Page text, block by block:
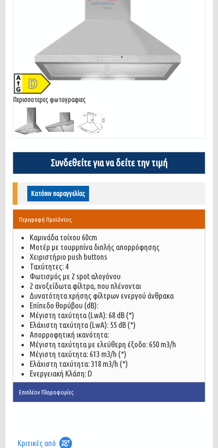
Περισσοτερες φωτογραφιες
Συνδεθείτε για να δείτε την τιμή
Κατόπιν παραγγελίας
Περιγραφή Προϊόντος
Καμινάδα τοίχου 60cm
Μοτέρ με τουρμπίνα διπλής απορρόφησης
Χειριστήριο push buttons
Ταχύτητες: 4
Φωτισμός με 2 spot αλογόνου
2 ανοξείδωτα φίλτρα, που πλένονται
Δυνατότητα χρήσης φίλτρων ενεργού άνθρακα
Επίπεδο θορύβου (dΒ):
Μέγιστη ταχύτητα (LwA): 68 dB (*)
Ελάχιστη ταχύτητα (LwA): 55 dB (*)
Απορροφητική ικανότητα:
Μέγιστη ταχύτητα με ελεύθερη έξοδο: 650 m3/h
Mέγιστη ταχύτητα: 613 m3/h (*)
Ελάχιστη ταχύτητα: 318 m3/h (*)
Ενεργειακή Κλάση: D
Επιπλέον Πληροφορίες
Κριτικές από